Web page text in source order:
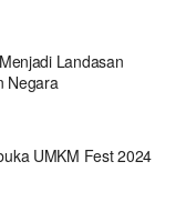
Landasan
Negara
UMKM Fest 2024